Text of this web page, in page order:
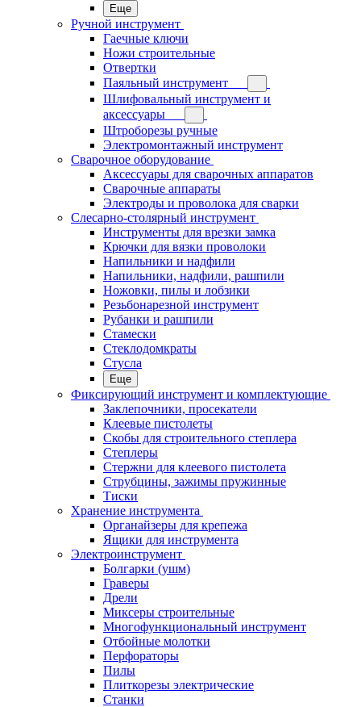
Еще
Ручной инструмент
Гаечные ключи
Ножи строительные
Отвертки
Паяльный инструмент
Шлифовальный инструмент и
аксессуары
Штроборезы ручные
Электромонтажный инструмент
Сварочное оборудование
Аксессуары для сварочных аппаратов
Сварочные аппараты
Электроды и проволока для сварки
Слесарно-столярный инструмент
Инструменты для врезки замка
Крючки для вязки проволоки
Напильники и надфили
Напильники, надфили, рашпили
Ножовки, пилы и лобзики
Резьбонарезной инструмент
Рубанки и рашпили
Стамески
Стеклодомкраты
Стусла
Еще
Фиксирующий инструмент и комплектующие
Заклепочники, просекатели
Клеевые пистолеты
Скобы для строительного степлера
Степлеры
Стержни для клеевого пистолета
Струбцины, зажимы пружинные
Тиски
Хранение инструмента
Органайзеры для крепежа
Ящики для инструмента
Электроинструмент
Болгарки (ушм)
Граверы
Дрели
Миксеры строительные
Многофункциональный инструмент
Отбойные молотки
Перфораторы
Пилы
Плиткорезы электрические
Станки